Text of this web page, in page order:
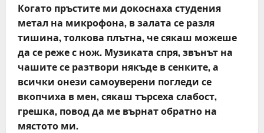
Когато пръстите ми докоснаха студения
метал на микрофона, в залата се разля
тишина, толкова плътна, че сякаш можеше
да се реже с нож. Музиката спря, звънът на
чашите се разтвори някъде в сенките, а
всички онези самоуверени погледи се
вкопчиха в мен, сякаш търсеха слабост,
грешка, повод да ме върнат обратно на
мястото ми.